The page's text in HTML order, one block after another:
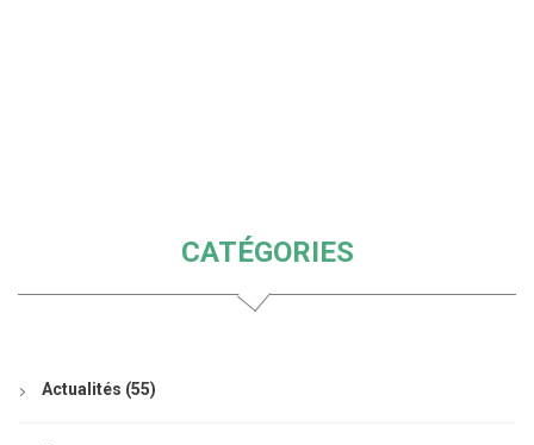
CATÉGORIES
Actualités (55)